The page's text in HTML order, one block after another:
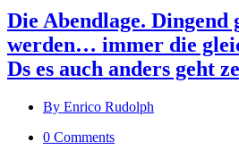
Die Abendlage. Dingend
werden… immer die
Ds es auch anders geht
By Enrico Rudolph
0 Comments